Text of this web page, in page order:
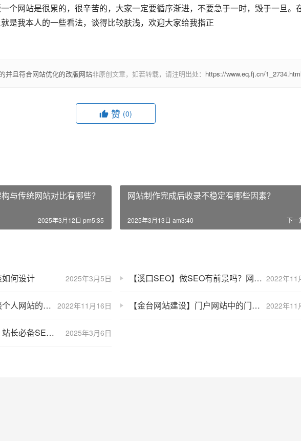
网站是很累的，很辛苦的，大家一定要循序渐进，不要急于一时，毁于一旦。
是我本人的一些看法，谈得比较肤浅，欢迎大家给我指正
并且符合网站优化的改版网站非原创文章，如若转载，请注明出处： https://www.eq.fj.cn/1_2734.html
赞 (0)
与传统网站对比有哪些？
2025年3月12日 pm5:35
网站制作完成后收录不稳定有哪些因素？
下一
2025年3月13日 am3:40
2025年3月5日
何设计 2022年11
【溪口SEO】做SEO有前景吗？网站SEO优化的发展前景
2022年11月16日
【万峦网站制作】浅谈个人网站的制作方法与分类 2022年11
【金台网站建设】门户网站中的门户分类是什么？怎样分类？
2025年3月6日
什么是网站优化工具？站长必备SEO工具分享介绍！